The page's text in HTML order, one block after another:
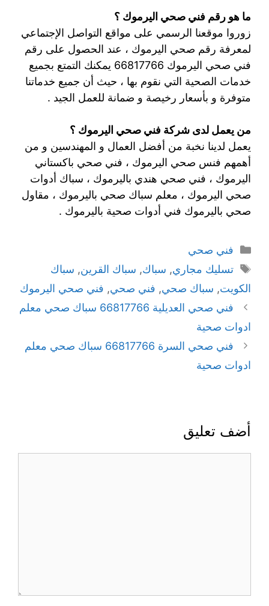
ما هو رقم فني صحي اليرموك ؟
زوروا موقعنا الرسمي على مواقع التواصل الإجتماعي
لمعرفة رقم صحي اليرموك ، عند الحصول على رقم
فني صحي اليرموك 66817766 يمكنك التمتع بجميع
خدمات الصحية التي نقوم بها ، حيث أن جميع خدماتنا
متوفرة و بأسعار رخيصة و ضمانة للعمل الجيد .
من يعمل لدى شركة فني صحي اليرموك ؟
يعمل لدينا نخبة من أفضل العمال و المهندسين و من
أهمهم فنس صحي اليرموك ، فني صحي باكستاني
اليرموك ، فني صحي هندي باليرموك ، سباك أدوات
صحي اليرموك ، معلم سباك صحي باليرموك ، مقاول
صحي باليرموك فني أدوات صحية باليرموك .
فني صحي
تسليك مجاري, سباك, سباك القرين, سباك
الكويت, سباك صحي, فني صحي, فني صحي اليرموك
فني صحي العديلية 66817766 سباك صحي معلم
ادوات صحية
فني صحي السرة 66817766 سباك صحي معلم
ادوات صحية
أضف تعليق